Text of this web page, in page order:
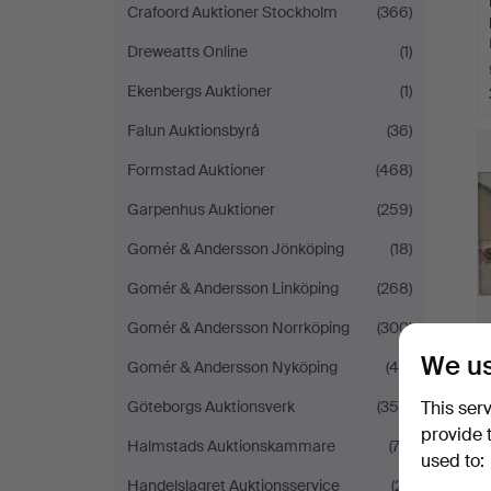
Crafoord Auktioner Stockholm
(366)
Dreweatts Online
(1)
Ekenbergs Auktioner
(1)
Falun Auktionsbyrå
(36)
Formstad Auktioner
(468)
Garpenhus Auktioner
(259)
Gomér & Andersson Jönköping
(18)
Gomér & Andersson Linköping
(268)
Gomér & Andersson Norrköping
(300)
Gomér & Andersson Nyköping
(46)
Göteborgs Auktionsverk
(359)
Halmstads Auktionskammare
(73)
Handelslagret Auktionsservice
(21)
We
This
provide
used to: